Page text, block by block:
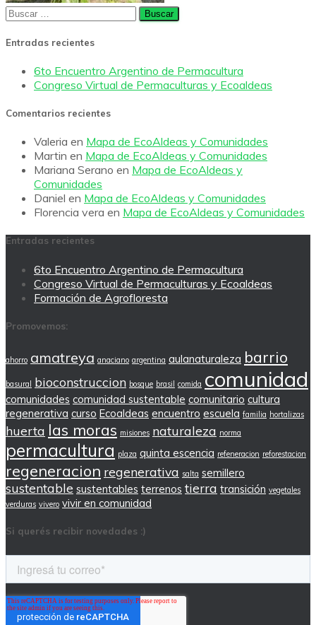
Buscar:
Entradas recientes
6to Encuentro Argentino de Permacultura
Congreso Virtual de Permaculturas y Ecoaldeas
Comentarios recientes
Valeria en Mapa de EcoAldeas y Comunidades
Martin en Mapa de EcoAldeas y Comunidades
Mariana Serano en Mapa de EcoAldeas y
Comunidades
Daniel en Mapa de EcoAldeas y Comunidades
Florencia vera en Mapa de EcoAldeas y Comunidades
Entradas recientes
6to Encuentro Argentino de Permacultura
Congreso Virtual de Permaculturas y Ecoaldeas
Formación de Agrofloresta
Promovemos:
ahorro amatreya anaciano argentina aulanaturaleza barrio
basural bioconstruccion bosque brasil comida comunidad
comunidades comunidad sustentable comunitario cultura
regenerativa curso Ecoaldeas encuentro escuela familia hortalizas
huerta las moras misiones naturaleza norma
permacultura plaza quinta escencia refeneracion reforestacion
regeneracion regenerativa salta semillero
sustentable sustentables terrenos tierra transición vegetales
verduras vivero vivir en comunidad
Si querés recibir novedades :)